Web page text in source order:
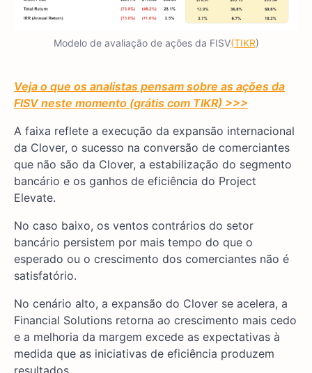
Modelo de avaliação de ações da FISV(TIKR)
Veja o que os analistas pensam sobre as ações da
FISV neste momento (grátis com TIKR) >>>
A faixa reflete a execução da expansão internacional
da Clover, o sucesso na conversão de comerciantes
que não são da Clover, a estabilização do segmento
bancário e os ganhos de eficiência do Project
Elevate.
No caso baixo, os ventos contrários do setor
bancário persistem por mais tempo do que o
esperado ou o crescimento dos comerciantes não é
satisfatório.
No cenário alto, a expansão do Clover se acelera, a
Financial Solutions retorna ao crescimento mais cedo
e a melhoria da margem excede as expectativas à
medida que as iniciativas de eficiência produzem